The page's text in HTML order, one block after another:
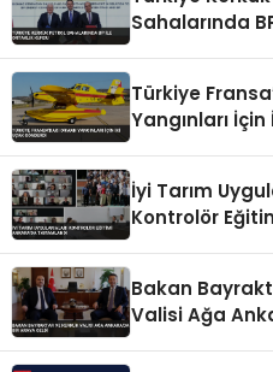
Sahalarında
Türkiye
Yangınları
İyi Tarım
Kontrolör
Bakan
Valisi Ağa